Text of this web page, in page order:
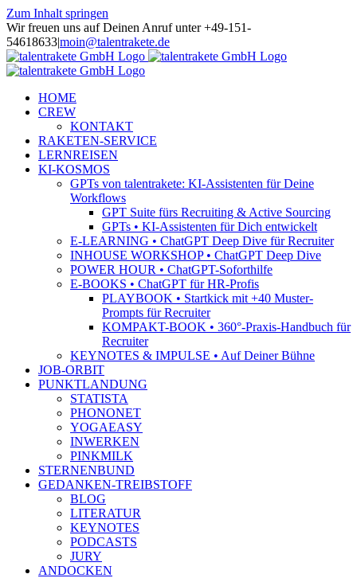
Zum Inhalt springen
Wir freuen uns auf Deinen Anruf unter +49-151-
54618633|moin@talentrakete.de
HOME
CREW
KONTAKT
RAKETEN-SERVICE
LERNREISEN
KI-KOSMOS
GPTs von talentrakete: KI-Assistenten für Deine
Workflows
GPT Suite fürs Recruiting & Active Sourcing
GPTs • KI-Assistenten für Dich entwickelt
E-LEARNING • ChatGPT Deep Dive für Recruiter
INHOUSE WORKSHOP • ChatGPT Deep Dive
POWER HOUR • ChatGPT-Soforthilfe
E-BOOKS • ChatGPT für HR-Profis
PLAYBOOK • Startkick mit +40 Muster-
Prompts für Recruiter
KOMPAKT-BOOK • 360°-Praxis-Handbuch für
Recruiter
KEYNOTES & IMPULSE • Auf Deiner Bühne
JOB-ORBIT
PUNKTLANDUNG
STATISTA
PHONONET
YOGAEASY
INWERKEN
PINKMILK
STERNENBUND
GEDANKEN-TREIBSTOFF
BLOG
LITERATUR
KEYNOTES
PODCASTS
JURY
ANDOCKEN